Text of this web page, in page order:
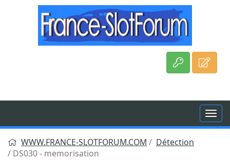
WWW.FRANCE-SLOTFORUM.COM
Détection
DS030 - memorisation